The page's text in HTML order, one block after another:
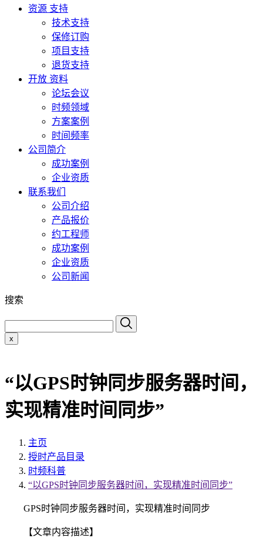
资源 支持
技术支持
保修订购
项目支持
退货支持
开放 资料
论坛会议
时频领域
方案案例
时间频率
公司简介
成功案例
企业资质
联系我们
公司介绍
产品报价
约工程师
成功案例
企业资质
公司新闻
搜索
x
“以GPS时钟同步服务器时间，
实现精准时间同步”
主页
授时产品目录
时频科普
“以GPS时钟同步服务器时间，实现精准时间同步”
GPS时钟同步服务器时间，实现精准时间同步
【文章内容描述】